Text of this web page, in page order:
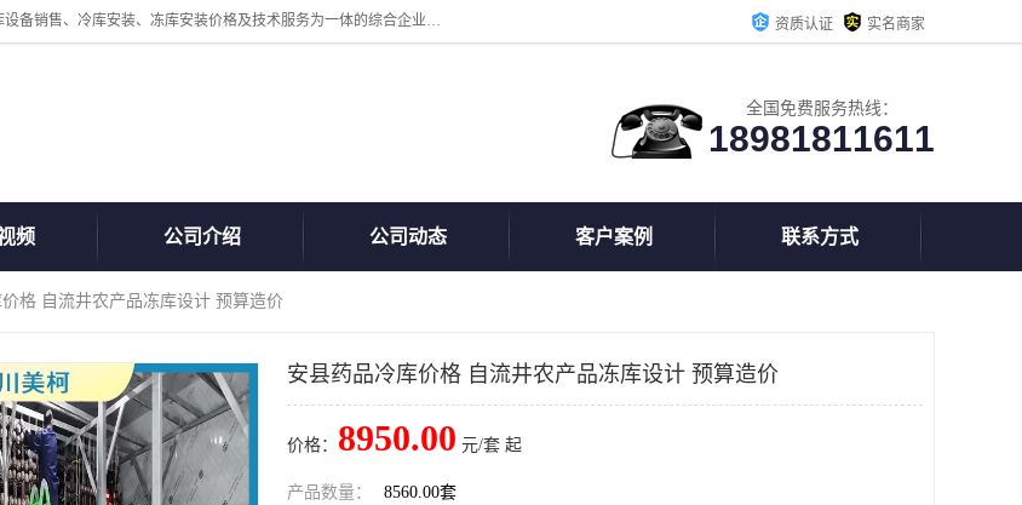
四川美柯冷冻库安装工程有限公司一家以冷库机组、冷库设备、冷库设计、冷冻库设备销售、冷库安装、冻库安装价格及技术服务为一体的综合企业，咨询热线：同等设备材料优惠10% 。公司各种类型安装组合式冷库、冷冻库、冷藏库、气调保鲜库、并提供成套设备供应、安装与调试、维护与维修、技术咨询、操作维修人员技术培训等 资质认证 实名商家
全国免费服务热线：
18981811611
频 公司介绍 公司动态 客户案例 联系方式
格 自流井农产品冻库设计 预算造价
安县药品冷库价格 自流井农产品冻库设计 预算造价
价格： 8950.00 元/套 起
产品数量： 8560.00套